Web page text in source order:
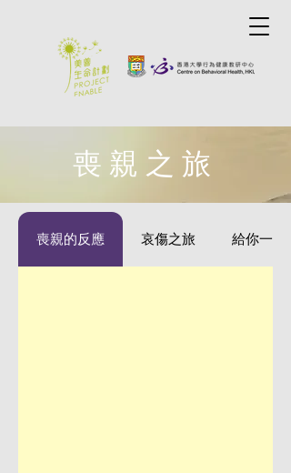
喪親之旅
喪親的反應 哀傷之旅 給你一點